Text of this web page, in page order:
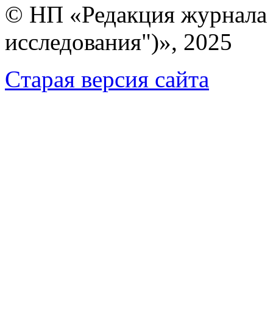
© НП «Редакция
исследования")», 2025
Cтарая версия сайта